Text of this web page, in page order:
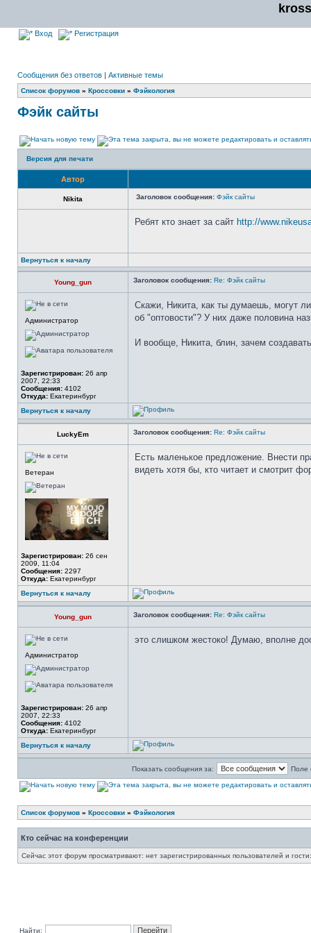
Вход Регистрация
Сообщения без ответов | Активные темы
Список форумов » Кроссовки » Фэйкология
Фэйк сайты
Версия для печати
Автор
Nikita Заголовок сообщения: Фэйк сайты
Ребят кто знает за сайт http://
Вернуться к началу
Young_gun Заголовок сообщения: Re: Фэйк сайты
Администратор
Зарегистрирован: 26 апр
2007, 22:33
Сообщения: 4102
Откуда: Екатеринбург
Скажи, Никита, как ты думаешь, могут
об "оптовости"? У них даже половина
И вообще, Никита, блин, зачем
Вернуться к началу
LuckyEm Заголовок сообщения: Re: Фэйк сайты
Ветеран
Зарегистрирован: 26 сен
2009, 11:04
Сообщения: 2297
Откуда: Екатеринбург
Есть маленькое предложение. Внести
видеть хотя бы, кто читает и смотрит
Вернуться к началу
Young_gun Заголовок сообщения: Re: Фэйк сайты
Администратор
Зарегистрирован: 26 апр
2007, 22:33
Сообщения: 4102
Откуда: Екатеринбург
это слишком жестоко! Думаю, вполне
Вернуться к началу
Показать сообщения за: Поле
Список форумов » Кроссовки » Фэйкология
Кто сейчас на конференции
Сейчас этот форум просматривают: нет зарегистрированных пользователей и
Найти: